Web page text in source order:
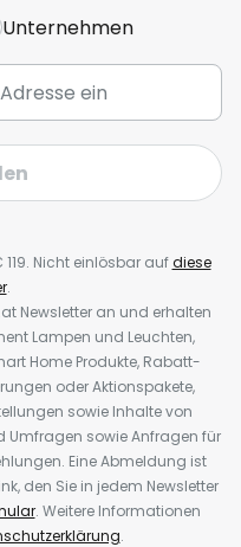
Unternehmen
Nicht einlösbar aufdiese
.
Newsletter an und erhalten
Lampen und Leuchten,
Home Produkte, Rabatt-
oder Aktionspakete,
sowie Inhalte von
sowie Anfragen für
Eine Abmeldung ist
den Sie in jedem Newsletter
. Weitere Informationen
.